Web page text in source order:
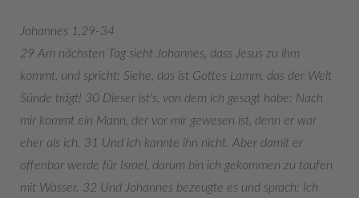
Johannes 1,29-34
29 Am nächsten Tag sieht Johannes, dass Jesus zu ihm
kommt, und spricht: Siehe, das ist Gottes Lamm, das der Welt
Sünde trägt! 30 Dieser ist's, von dem ich gesagt habe: Nach
mir kommt ein Mann, der vor mir gewesen ist, denn er war
eher als ich. 31 Und ich kannte ihn nicht. Aber damit er
offenbar werde für Israel, darum bin ich gekommen zu taufen
mit Wasser. 32 Und Johannes bezeugte es und sprach: Ich